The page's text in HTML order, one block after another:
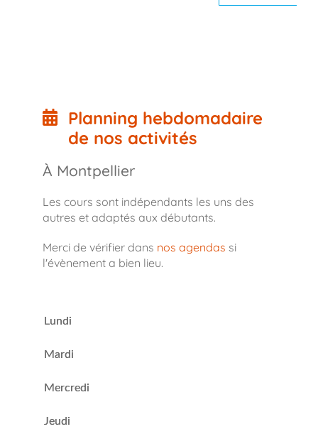
Planning hebdomadaire
de nos activités
À Montpellier
Les cours sont indépendants les uns des
autres et adaptés aux débutants.
Merci de vérifier dans nos agendas si
l'évènement a bien lieu.
Lundi
Mardi
Mercredi
Jeudi